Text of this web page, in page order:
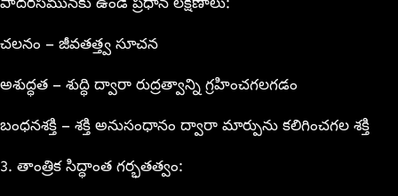
చలనం – జీవతత్త్వ సూచన
అశుద్ధత – శుద్ధి ద్వారా రుద్రత్వాన్ని గ్రహించగలగడం
బంధనశక్తి – శక్తి అనుసంధానం ద్వారా మార్పును కలిగించగల శక్తి
3. తాంత్రిక సిద్ధాంత గర్భతత్వం: